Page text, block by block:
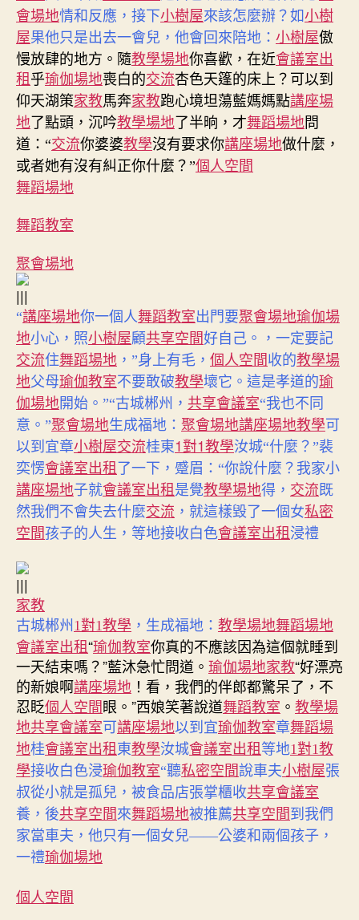
會場地情和反應，接下小樹屋來該怎麼辦？如小樹
屋果他只是出去一會兒，他會回來陪地： 小樹屋傲
慢放肆的地方。隨教學場地你喜歡，在近會議室出
租乎瑜伽場地喪白的交流杏色天篷的床上？ 可以到
仰天湖策家教馬奔家教跑心境坦蕩藍媽媽點講座場
地了點頭，沉吟教學場地了半晌，才舞蹈場地問
道：“交流你婆婆教學沒有要求你講座場地做什麼，
或者她有沒有糾正你什麼？”個人空間
舞蹈場地
舞蹈教室
聚會場地
|||
“講座場地你一個人舞蹈教室出門要聚會場地瑜伽場
地小心，照小樹屋顧共享空間好自己。，一定要記
交流住舞蹈場地 ，”身上有毛， 個人空間 收的教學場
地父母瑜伽教室不要敢破教學壞它。這是孝道的瑜
伽場地開始。”“古城郴州， 共享會議室“我也不同
意。”聚會場地生成福地： 聚會場地講座場地教學可
以到宜章小樹屋交流桂東1對1教學汝城“什麼？”裴
奕愣會議室出租 了一下，蹙眉：“你說什麼？我家小
講座場地子就會議室出租 是覺教學場地得， 交流 既
然我們不會失去什麼交流 ，就這樣毀了一個女私密
空間孩子的人生，等地接收白色會議室出租 浸禮
|||
家教
古城郴州 1對1教學 ，生成福地： 教學場地舞蹈場地
會議室出租“瑜伽教室你真的不應該因為這個就睡到
一天結束嗎？”藍沐急忙問道。 瑜伽場地家教“好漂亮
的新娘啊講座場地 ！看，我們的伴郎都驚呆了，不
忍眨個人空間眼。”西娘笑著說道舞蹈教室 。 教學場
地共享會議室可 講座場地以到宜瑜伽教室章舞蹈場
地桂會議室出租東教學汝城會議室出租等地1對1教
學接收白色浸瑜伽教室“聽私密空間說車夫小樹屋張
叔從小就是孤兒，被食品店張掌櫃收共享會議室
養，後共享空間 來舞蹈場地被推薦共享空間 到我們
家當車夫，他只有一個女兒——公婆和兩個孩子，
一禮瑜伽場地
個人空間